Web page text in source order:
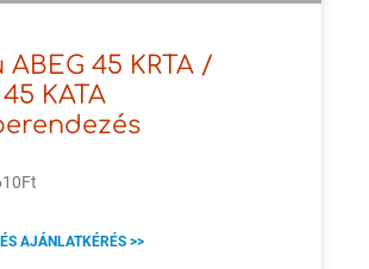
ABEG 45 KRTA /
KATA
AJÁNLATKÉRÉS >>